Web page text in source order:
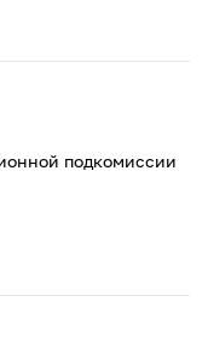
подкомиссии